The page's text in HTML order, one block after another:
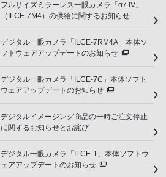
フルサイズミラーレス一眼カメラ「α7 IV」
（ILCE-7M4）の供給に関するお知らせ
デジタル一眼カメラ「ILCE-7RM4A」本体ソ
フトウェアアップデートのお知らせ
デジタル一眼カメラ「ILCE-7C」本体ソフト
ウェアアップデートのお知らせ
デジタルイメージング商品の一時ご注文停止
に関するお知らせとお詫び
デジタル一眼カメラ「ILCE-1」本体ソフトウ
ェアアップデートのお知らせ